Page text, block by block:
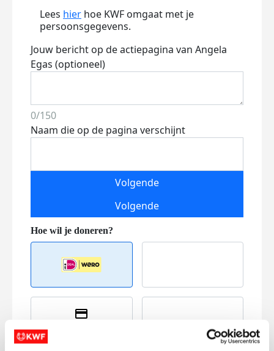
Lees hier hoe KWF omgaat met je
persoonsgegevens.
Jouw bericht op de actiepagina van Angela
Egas (optioneel)
0/150
Naam die op de pagina verschijnt
Volgende
Volgende